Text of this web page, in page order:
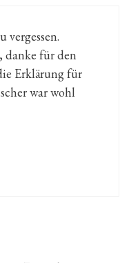
vergessen.
danke für den
Erklärung für
war wohl